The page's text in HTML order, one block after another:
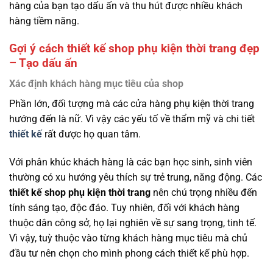
hàng của bạn tạo dấu ấn và thu hút được nhiều khách
hàng tiềm năng.
Gợi ý cách thiết kế shop phụ kiện thời trang đẹp
– Tạo dấu ấn
Xác định khách hàng mục tiêu của shop
Phần lớn, đối tượng mà các cửa hàng phụ kiện thời trang
hướng đến là nữ. Vì vậy các yếu tố về thẩm mỹ và chi tiết
thiết kế rất được họ quan tâm.
Với phân khúc khách hàng là các bạn học sinh, sinh viên
thường có xu hướng yêu thích sự trẻ trung, năng động. Các
thiết kế shop phụ kiện thời trang nên chú trọng nhiều đến
tính sáng tạo, độc đáo. Tuy nhiên, đối với khách hàng
thuộc dân công sở, họ lại nghiên về sự sang trọng, tinh tế.
Vì vậy, tuỳ thuộc vào từng khách hàng mục tiêu mà chủ
đầu tư nên chọn cho mình phong cách thiết kế phù hợp.